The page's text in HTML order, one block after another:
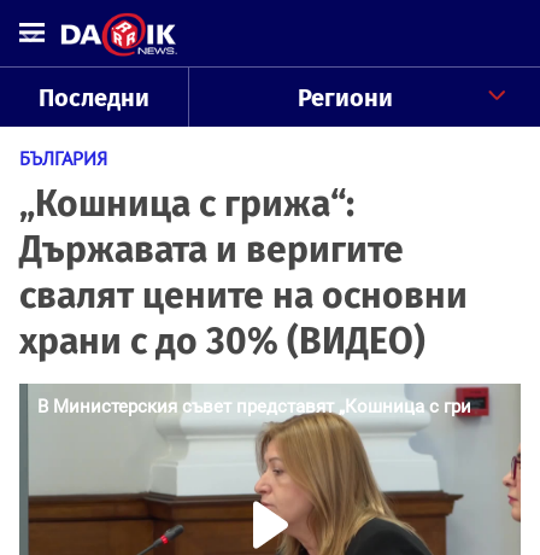
Последни Региони
БЪЛГАРИЯ
„Кошница с грижа“:
Държавата и веригите
свалят цените на основни
храни с до 30% (ВИДЕО)